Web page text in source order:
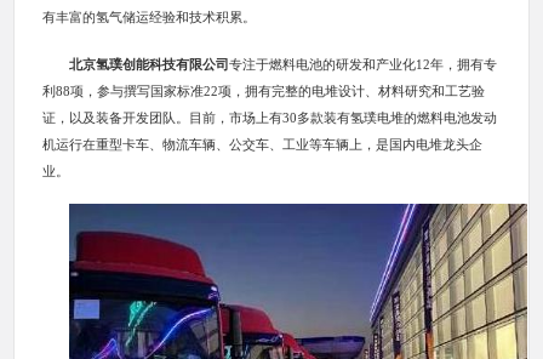
有丰富的氢气储运经验和技术积累。
北京氢璞创能科技有限公司专注于燃料电池的研发和产业化12年，拥有专
利88项，参与撰写国家标准22项，拥有完整的电堆设计、材料研究和工艺验
证，以及装备开发团队。目前，市场上有30多款装有氢璞电堆的燃料电池发动
机运行在重型卡车、物流车辆、公交车、工业等车辆上，是国内电堆龙头企
业。